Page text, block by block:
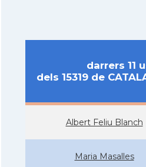
darrers 11
dels 15319 de
Albert Feliu Blanch
Maria Masalles